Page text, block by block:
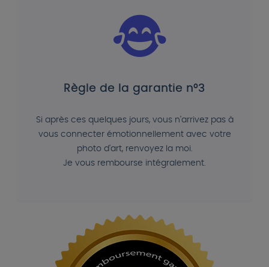
Règle de la garantie n°3
Si après ces quelques jours, vous n'arrivez pas à
vous connecter émotionnellement avec votre
photo d'art, renvoyez la moi.
Je vous rembourse intégralement.